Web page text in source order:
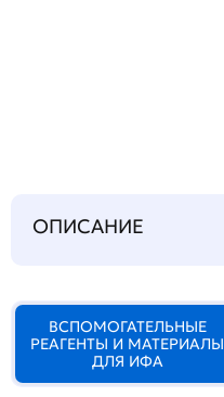
ОПИСАНИЕ
ВСПОМОГАТЕЛЬНЫЕ
РЕАГЕНТЫ И МАТЕРИАЛЫ
ДЛЯ ИФА